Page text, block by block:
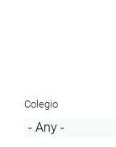
Colegio